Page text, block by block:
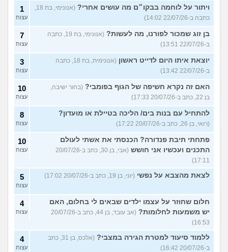
ויתור על לוחמה בבקו״ם מה עושים אחרי?
כתבה ב-22/07/26 14:02)
1
עצות
בן זוג שמכור לפורנו, מה לעשות?
(אנונימי, בת 19, כתבה
ב-22/07/26 13:51)
7
עצות
יוצאת איתו היום לדייט ראשון
(אנונימית, בת 18, כתבה
ב-22/07/26 13:42)
3
עצות
האם זה נקרא חשיפה של הגוף בפומבי? (בחור ישיבה,
בן 22, כתב ב-20/07/26 17:33)
10
עצות
להתחיל עם בנות בים/ הליכה בטיילת או מועדון?
(רואי, בן 26, כתב ב-20/07/26 17:22)
8
עצות
פתחתי תיבת פנדורה? הכנסתי את אשתי לעולם
התכנים ועכשיו אני חושש
(אבי, בן 30, כתב ב-20/07/26
17:11)
10
עצות
לצאת מהצבא על נפשי (יוני, בן 19, כתב ב-20/07/26 17:02) 5
עצות
חלום שחוזר על עצמו ילדים שבאים לי בחלום, האם
יש משמעות לחלומות?
(אב עובד, בן 44, כתב ב-20/07/26
16:53)
4
עצות
ללמוד סיעוד למטרת הגירה במצבי?
(אלכס, בן 31, כתב
ב-20/07/26 16:42)
4
עצות